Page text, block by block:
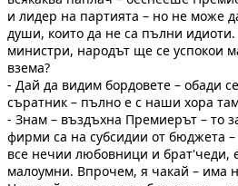
и лидер на партията – но не може
души, които да не са пълни
министри, народът ще се успокои
вземa?
- Дай да видим бордовете – обади
съратник – пълно е с наши хора
- Знам – въздъхна Премиерът – то
фирми са на субсидии от бюджета
все нечии любовници и брат'чеди,
малоумни. Впрочем, я чакай – има